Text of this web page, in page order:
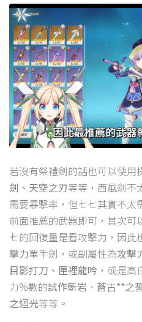
若沒有祭禮劍的話也可以使用
劍、天空之刃等等，西風劍不
需要暴擊率，但七七其實不太
前面推薦的武器即可，其次可
七的回復量是看攻擊力，因此
擊力單手劍，或副屬性為攻擊
目影打刀、匣裡龍吟 ，或是
力%數的試作斬岩 、 蒼古**之
之迴光等等。